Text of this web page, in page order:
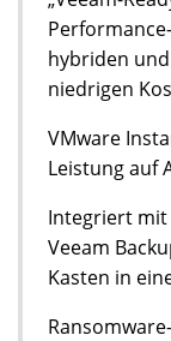
hybriden
niedrigen
VMware
Leistung auf
Integriert mit
Veeam
Kasten in